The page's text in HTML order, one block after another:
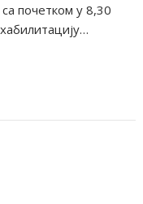
почетком у 8,30